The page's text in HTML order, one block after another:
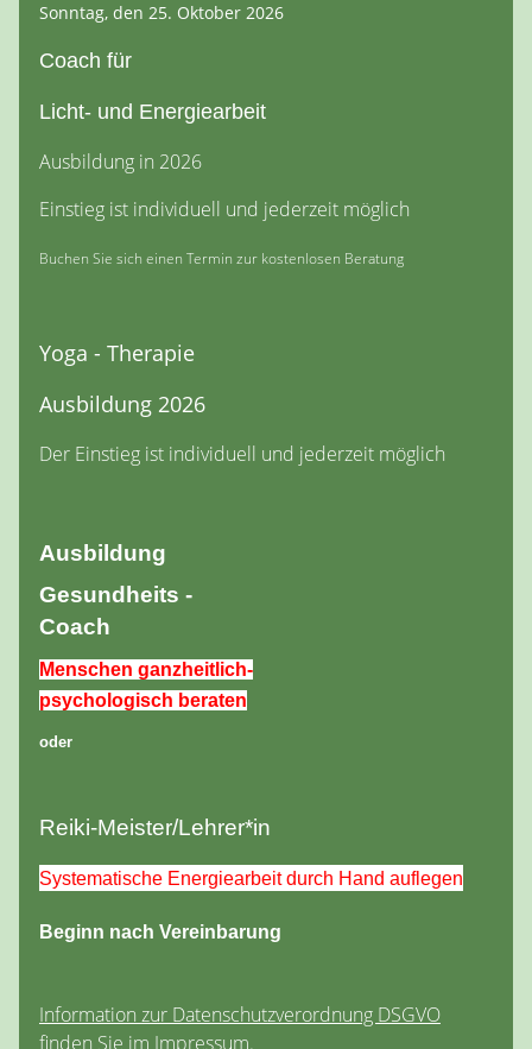
Sonntag, den 25. Oktober 2026
Coach für
Licht- und Energiearbeit
Ausbildung in 2026
Einstieg ist individuell und jederzeit möglich
Buchen Sie sich einen Termin zur kostenlosen Beratung
Yoga - Therapie
Ausbildung 2026
Der Einstieg ist individuell und jederzeit möglich
Ausbildung
Gesundheits -
Coach
Menschen ganzheitlich-
psychologisch beraten
oder
Reiki-Meister/Lehrer*in
Systematische Energiearbeit durch Hand auflegen
Beginn nach Vereinbarung
Information zur Datenschutzverordnung DSGVO
finden Sie im Impressum.